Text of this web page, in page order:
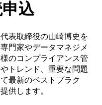
込
表取締役の山崎博史を
門家やデータマネジメ
のコンプライアンス管
トレンド、重要な問題
最新のベストプラク
供します。